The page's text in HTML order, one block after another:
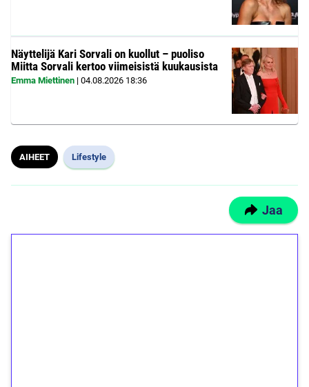
Näyttelijä Kari Sorvali on kuollut – puoliso
Miitta Sorvali kertoo viimeisistä kuukausista
Emma Miettinen | 04.08.2026 18:36
AIHEET Lifestyle
Jaa